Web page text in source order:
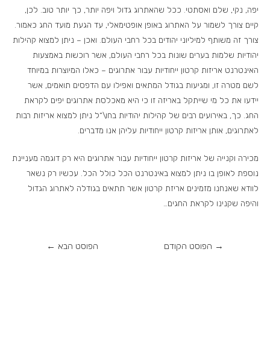
יפה, נקי, שלם ואסתטי. ככל שהאתרוג גדול ויפה יותר, כך יותר טוב. לכן,
קיים צורך לשמור על האתרוג באופן אופטימאלי, עד הגעת מועד החג כאמור.
צורך זה משותף למיליוני יהודים בכל רחבי העולם. ואכן – ניתן למצוא קהילות
יהודיות שלמות בערים שונות בכל רחבי העולם, אשר רוכשות באמצעות
האינטרנט אריזות קרטון ייחודיות עבור אתרוגים – כאלו המיוצרות במיוחד
לשם מטרה זו, ומגיעות בגודל המתאים ואפילו עם הדפסים תואמים, אשר
יידעו את כל מי שייתקל באריזה זו כי היא מאכלסת אתרוגים יפים לקראת
החג. כך, באירועים רבים של קהילות יהודיות בחו\”ל ניתן למצוא אריזות רבות
לאתרוגים, אותן אריזות קרטון ייחודיות עליהן אנו מדברים.
מכירה וקנייה של אריזות קרטון ייחודיות עבור אתרוגים היא רק דוגמה מעניינת
נוספת לאופן בו ניתן למצוא באינטרנט הכל כולל הכל. עכשיו רק נשאר
לוודא שאנחנו מזמינים אריזת קרטון אשר תתאים בגודלה לאתרוג הגדול
והיפה שקנינו לקראת החגים…
→ הפוסט הקודם הפוסט הבא ←